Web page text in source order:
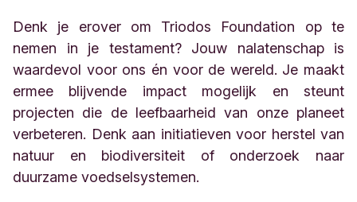
Denk je erover om Triodos Foundation op te
nemen in je testament? Jouw nalatenschap is
waardevol voor ons én voor de wereld. Je maakt
ermee blijvende impact mogelijk en steunt
projecten die de leefbaarheid van onze planeet
verbeteren. Denk aan initiatieven voor herstel van
natuur en biodiversiteit of onderzoek naar
duurzame voedselsystemen.​​​​​​​